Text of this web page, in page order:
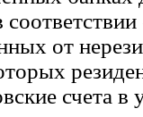
от
счета